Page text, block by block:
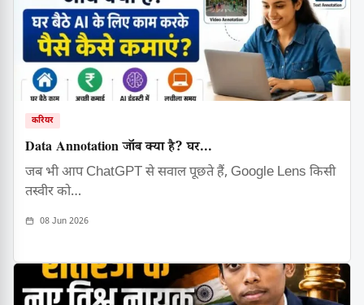
करियर
Data Annotation जॉब क्या है? घर...
जब भी आप ChatGPT से सवाल पूछते हैं, Google Lens किसी
तस्वीर को…
08 Jun 2026